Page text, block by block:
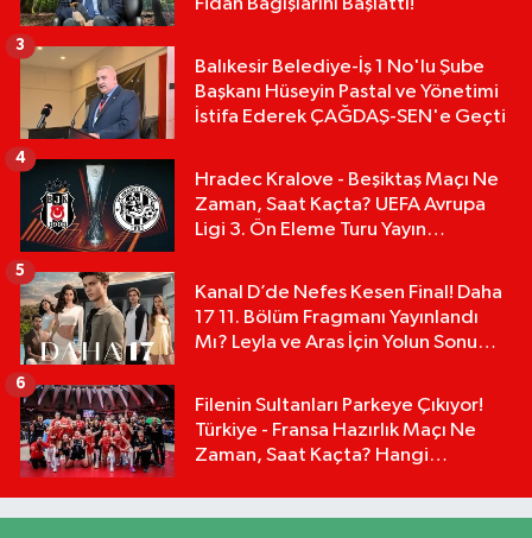
Fidan Bağışlarını Başlattı!
Balıkesir Belediye-İş 1 No'lu Şube
Başkanı Hüseyin Pastal ve Yönetimi
İstifa Ederek ÇAĞDAŞ-SEN'e Geçti
3
Hradec Kralove - Beşiktaş Maçı Ne
Zaman, Saat Kaçta? UEFA Avrupa
Ligi 3. Ön Eleme Turu Yayın
4
Kanal D’de Nefes Kesen Final! Daha
17 11. Bölüm Fragmanı Yayınlandı
Mı? Leyla ve Aras İçin Yolun Sonu
5
Filenin Sultanları Parkeye Çıkıyor!
Türkiye - Fransa Hazırlık Maçı Ne
Zaman, Saat Kaçta? Hangi
6